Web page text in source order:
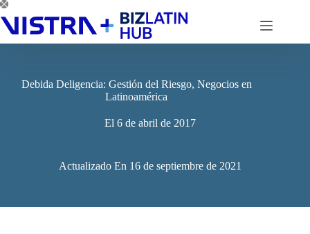
Saltar
al
contenido
Debida Deligencia: Gestión del Riesgo, Negocios en
Latinoamérica
El 6 de abril de 2017
Actualizado En 16 de septiembre de 2021